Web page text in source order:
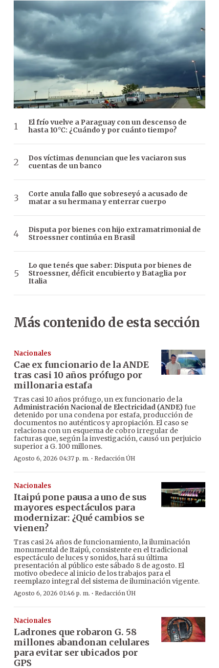
El frío vuelve a Paraguay con un descenso de
hasta 10°C: ¿Cuándo y por cuánto tiempo?
Dos víctimas denuncian que les vaciaron sus
cuentas de un banco
Corte anula fallo que sobreseyó a acusado de
matar a su hermana y enterrar cuerpo
Disputa por bienes con hijo extramatrimonial de
Stroessner continúa en Brasil
Lo que tenés que saber: Disputa por bienes de
Stroessner, déficit encubierto y Bataglia por
Italia
Más contenido de esta sección
Nacionales
Cae ex funcionario de la ANDE
tras casi 10 años prófugo por
millonaria estafa
Tras casi 10 años prófugo, un ex funcionario de la
Administración Nacional de Electricidad (ANDE)fue
detenido por una condena por estafa, producción de
documentos no auténticos y apropiación. El caso se
relaciona con un esquema de cobro irregular de
facturas que, según la investigación, causó un perjuicio
superior a G. 100 millones.
Agosto 6, 2026 04:37 p. m. · Redacción ÚH
Nacionales
Itaipú pone pausa a uno de sus
mayores espectáculos para
modernizar: ¿Qué cambios se
vienen?
Tras casi 24 años de funcionamiento, la iluminación
monumental de Itaipú, consistente en el tradicional
espectáculo de luces y sonidos, hará su última
presentación al público este sábado 8 de agosto. El
motivo obedece al inicio de los trabajos para el
reemplazo integral del sistema de iluminación vigente.
Agosto 6, 2026 01:46 p. m. · Redacción ÚH
Nacionales
Ladrones que robaron G. 58
millones abandonan celulares
para evitar ser ubicados por
GPS